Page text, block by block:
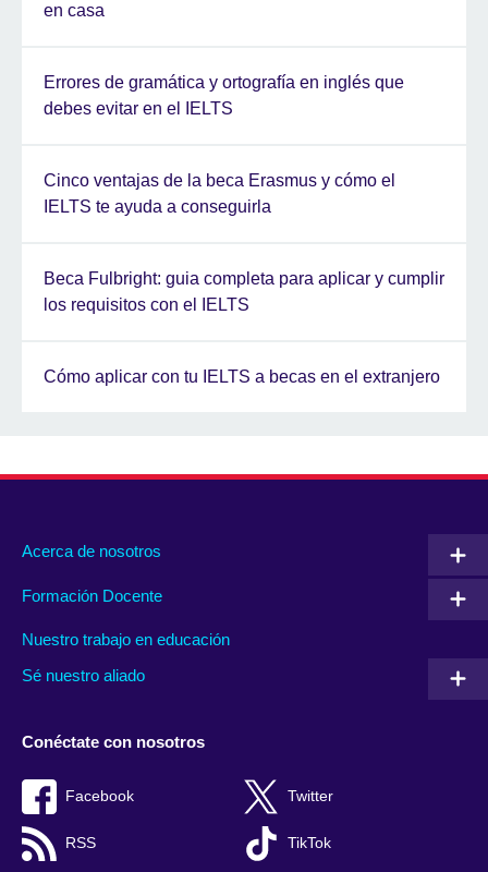
en casa
Errores de gramática y ortografía en inglés que
debes evitar en el IELTS
Cinco ventajas de la beca Erasmus y cómo el
IELTS te ayuda a conseguirla
Beca Fulbright: guia completa para aplicar y cumplir
los requisitos con el IELTS
Cómo aplicar con tu IELTS a becas en el extranjero
Acerca de nosotros
Formación Docente
Nuestro trabajo en educación
Sé nuestro aliado
Conéctate con nosotros
Facebook Twitter
RSS TikTok